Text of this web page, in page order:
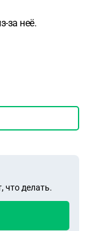
за неё.
что делать.